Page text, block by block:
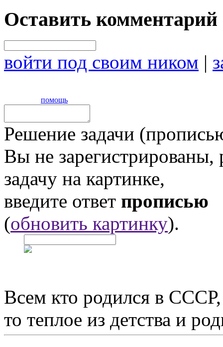
Оставить комментарий
войти под своим ником |
помощь
Решение задачи
Вы не
задачу на картинке,
введите ответ прописью
(обновить картинку).
Всем кто родился в
то теплое из детства и